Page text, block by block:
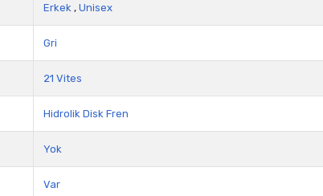
Erkek ,Unisex
Gri
21 Vites
Hidrolik Disk Fren
Yok
Var